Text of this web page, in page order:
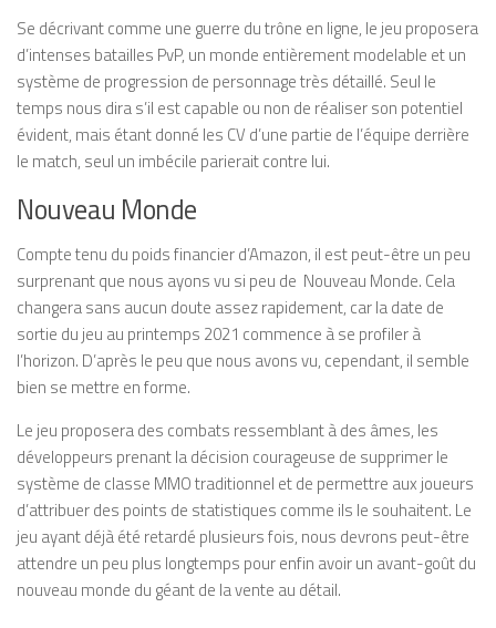
Se décrivant comme une guerre du trône en ligne, le jeu proposera
d’intenses batailles PvP, un monde entièrement modelable et un
système de progression de personnage très détaillé. Seul le
temps nous dira s’il est capable ou non de réaliser son potentiel
évident, mais étant donné les CV d’une partie de l’équipe derrière
le match, seul un imbécile parierait contre lui.
Nouveau Monde
Compte tenu du poids financier d’Amazon, il est peut-être un peu
surprenant que nous ayons vu si peu de Nouveau Monde. Cela
changera sans aucun doute assez rapidement, car la date de
sortie du jeu au printemps 2021 commence à se profiler à
l’horizon. D’après le peu que nous avons vu, cependant, il semble
bien se mettre en forme.
Le jeu proposera des combats ressemblant à des âmes, les
développeurs prenant la décision courageuse de supprimer le
système de classe MMO traditionnel et de permettre aux joueurs
d’attribuer des points de statistiques comme ils le souhaitent. Le
jeu ayant déjà été retardé plusieurs fois, nous devrons peut-être
attendre un peu plus longtemps pour enfin avoir un avant-goût du
nouveau monde du géant de la vente au détail.